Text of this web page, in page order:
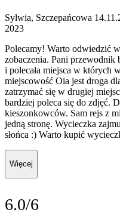
Sylwia, Szczepańcowa
2023
Polecamy! Warto odwiedzić
zobaczenia. Pani przewodnik
i polecała miejsca w których
miejscowość Oia jest droga
zatrzymać się w drugiej
bardziej poleca się do zdjęć.
kieszonkowców. Sam rejs z
jedną stronę. Wycieczka
słońca :) Warto kupić
Więcej
6.0/6